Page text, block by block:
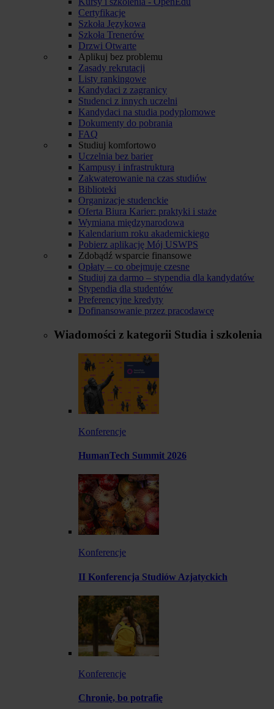
Certyfikacje
Szkoła Językowa
Szkoła Trenerów
Drzwi Otwarte
Aplikuj bez problemu
Zasady rekrutacji
Listy rankingowe
Kandydaci z zagranicy
Studenci z innych uczelni
Kandydaci na studia podyplomowe
Dokumenty do pobrania
FAQ
Studiuj komfortowo
Uczelnia bez barier
Kampusy i infrastruktura
Zakwaterowanie na czas studiów
Biblioteki
Organizacje studenckie
Oferta Biura Karier: praktyki i staże
Wymiana międzynarodowa
Kalendarium roku akademickiego
Pobierz aplikację Mój USWPS
Zdobądź wsparcie finansowe
Opłaty – co obejmuje czesne
Studiuj za darmo – stypendia dla kandydatów
Stypendia dla studentów
Preferencyjne kredyty
Dofinansowanie przez pracodawcę
Wiadomości z kategorii Studia i szkolenia
Konferencje
HumanTech Summit 2026
Konferencje
II Konferencja Studiów Azjatyckich
Konferencje
Chronię, bo potrafię